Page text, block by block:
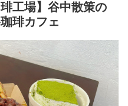
工場】谷中散策の
琲カフェ